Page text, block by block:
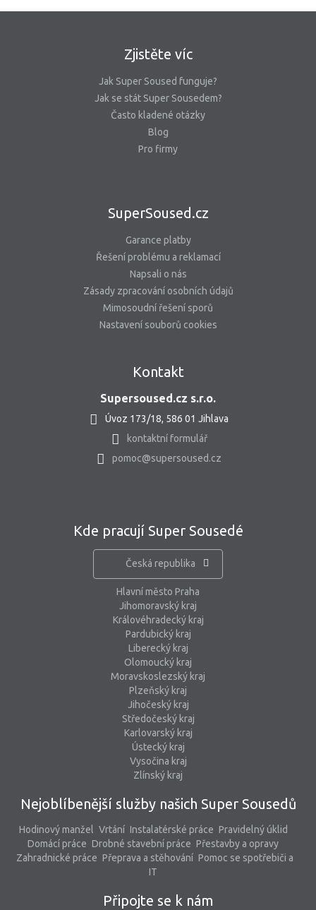
Zjistěte víc
Jak Super Soused funguje?
Jak se stát Super Sousedem?
Často kladené otázky
Blog
Pro firmy
SuperSoused.cz
Garance platby
Řešení problému a reklamací
Napsali o nás
Zásady zpracování osobních údajů
Mimosoudní řešení sporů
Nastavení souborů cookies
Kontakt
Supersoused.cz s.r.o.
Úvoz 173/18, 586 01 Jihlava
kontaktní formulář
pomoc@supersoused.cz
Kde pracují Super Sousedé
Česká republika
Hlavní město Praha
Jihomoravský kraj
Královéhradecký kraj
Pardubický kraj
Liberecký kraj
Olomoucký kraj
Moravskoslezský kraj
Plzeňský kraj
Jihočeský kraj
Středočeský kraj
Karlovarský kraj
Ústecký kraj
Vysočina kraj
Zlínský kraj
Nejoblíbenější služby našich Super Sousedů
Hodinový manžel Vrtání Instalatérské práce Pravidelný úklid
Domácí práce Drobné stavební práce Přestavby a opravy
Zahradnické práce Přeprava a stěhování Pomoc se spotřebiči a
IT
Připojte se k nám